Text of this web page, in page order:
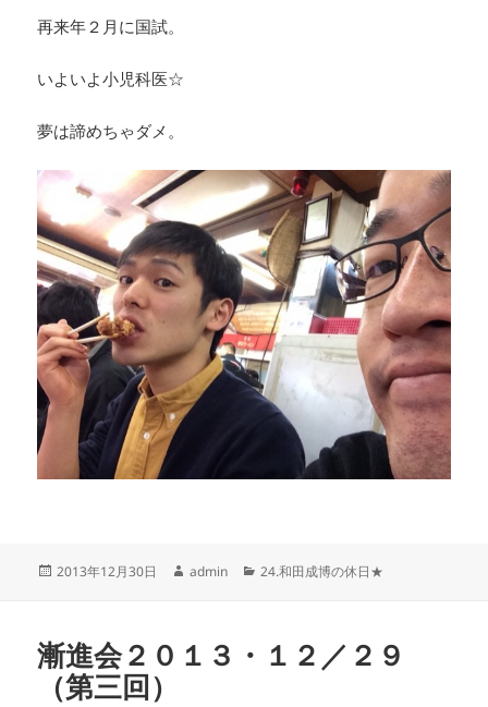
再来年２月に国試。
いよいよ小児科医☆
夢は諦めちゃダメ。
投
2013年12月30日
作
admin
カ
ー
24.和田成博の休日★
漸進会２０１３・１２／２９
（第三回）